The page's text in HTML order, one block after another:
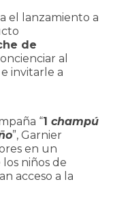
el lanzamiento a
de
al
invitarle a
“1 champú
”, Garnier
en un
niños de
acceso a la